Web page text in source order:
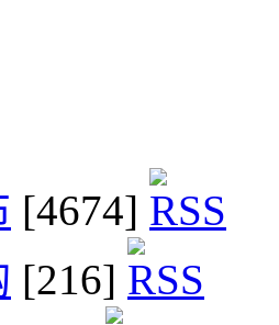
[4674]
[216]